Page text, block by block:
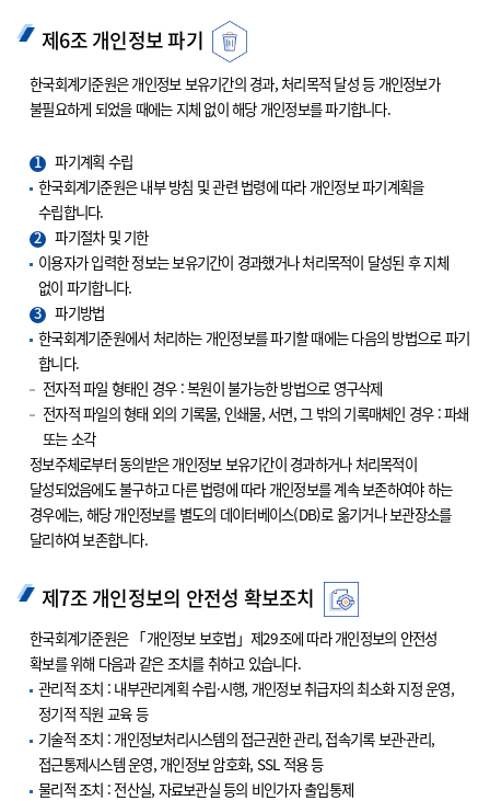
제6조 개인정보 파기
한국회계기준원은 개인정보 보유기간의 경과, 처리목적 달성 등 개인정보가
불필요하게 되었을 때에는 지체 없이 해당 개인정보를 파기합니다.
1
파기계획 수립
한국회계기준원은 내부 방침 및 관련 법령에 따라 개인정보 파기계획을
수립합니다.
2
파기절차 및 기한
이용자가 입력한 정보는 보유기간이 경과했거나 처리목적이 달성된 후 지체
없이 파기합니다.
3
파기방법
한국회계기준원에서 처리하는 개인정보를 파기할 때에는 다음의 방법으로 파기
합니다.
전자적 파일 형태인 경우 : 복원이 불가능한 방법으로 영구삭제
전자적 파일의 형태 외의 기록물, 인쇄물, 서면, 그 밖의 기록매체인 경우 : 파쇄
또는 소각
정보주체로부터 동의받은 개인정보 보유기간이 경과하거나 처리목적이
달성되었음에도 불구하고 다른 법령에 따라 개인정보를 계속 보존하여야 하는
경우에는, 해당 개인정보를 별도의 데이터베이스(DB)로 옮기거나 보관장소를
달리하여 보존합니다.
제7조 개인정보의 안전성 확보조치
한국회계기준원은 「개인정보 보호법」제29조에 따라 개인정보의 안전성
확보를 위해 다음과 같은 조치를 취하고 있습니다.
관리적 조치 : 내부관리계획 수립·시행, 개인정보 취급자의 최소화 지정 운영,
정기적 직원 교육 등
기술적 조치 : 개인정보처리시스템의 접근권한 관리, 접속기록 보관·관리,
접근통제시스템 운영, 개인정보 암호화, SSL 적용 등
물리적 조치 : 전산실, 자료보관실 등의 비인가자 출입통제